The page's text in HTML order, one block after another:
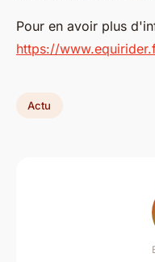
Pour en avoir plus
https://
Actu